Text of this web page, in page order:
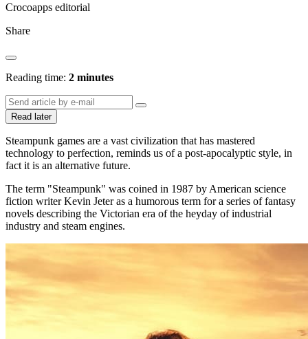
Crocoapps editorial
Share
Reading time: 2 minutes
Read later
Steampunk games are a vast civilization that has mastered
technology to perfection, reminds us of a post-apocalyptic style, in
fact it is an alternative future.
The term "Steampunk" was coined in 1987 by American science
fiction writer Kevin Jeter as a humorous term for a series of fantasy
novels describing the Victorian era of the heyday of industrial
industry and steam engines.